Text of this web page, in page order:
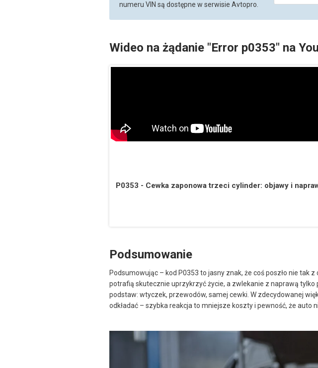
numeru VIN są dostępne w serwisie Avtopro.
Wideo na żądanie "Error p0353" na
P0353 - Cewka zaponowa trzeci cylinder: objawy i
Podsumowanie
Podsumowując – kod P0353 to jasny znak, że coś poszło nie tak
potrafią skutecznie uprzykrzyć życie, a zwlekanie z naprawą
podstaw: wtyczek, przewodów, samej cewki. W zdecydowanej
odkładać – szybka reakcja to mniejsze koszty i pewność, że auto